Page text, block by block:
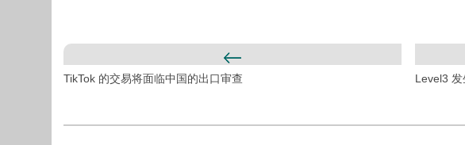
TikTok 的交易将面临中国的出口审查 Level3